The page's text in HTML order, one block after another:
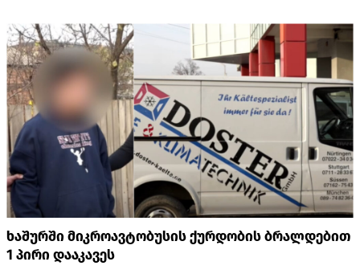
ხაშურში მიკროავტობუსის ქურდობის ბრალდებით
1 პირი დააკავეს